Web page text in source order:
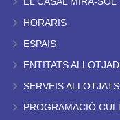
HORARIS
ESPAIS
ENTITATS
SERVEIS ALLOTJATS
PROGRAMACIÓ